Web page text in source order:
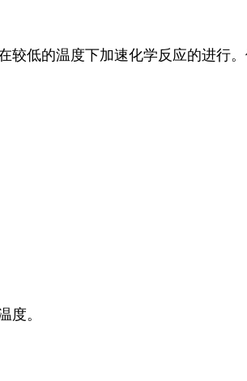
较低的温度下加速化学反应的进行
度。